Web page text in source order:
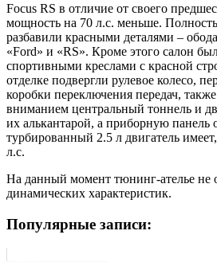
Focus RS в отличие от своего
мощность на 70 л.с. меньше.
разбавили красными деталями –
«Ford» и «RS». Кроме этого салон
спортивными креслами с красной
отделке подвергли рулевое колесо,
коробки переключения передач,
вниманием центральный тоннель и
их алькантарой, а приборную панель
турбированный 2.5 л двигатель
л.с.
На данный момент тюнинг-ателье не
динамических характеристик.
Популярные записи: